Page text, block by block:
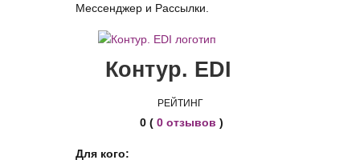
Мессенджер и Рассылки.
Контур. EDI
РЕЙТИНГ
0 ( 0 отзывов )
Для кого: